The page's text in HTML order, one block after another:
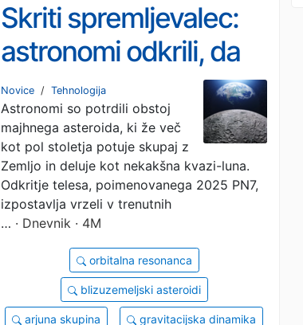
Skriti spremljevalec:
astronomi odkrili, da
ima Zemlja že 60 let
še eno luno
Novice / Tehnologija
Astronomi so potrdili obstoj
majhnega asteroida, ki že več
kot pol stoletja potuje skupaj z
Zemljo in deluje kot nekakšna kvazi-luna.
Odkritje telesa, poimenovanega 2025 PN7,
izpostavlja vrzeli v trenutnih
… · Dnevnik · 4M
orbitalna resonanca
blizuzemeljski asteroidi
arjuna skupina gravitacijska dinamika